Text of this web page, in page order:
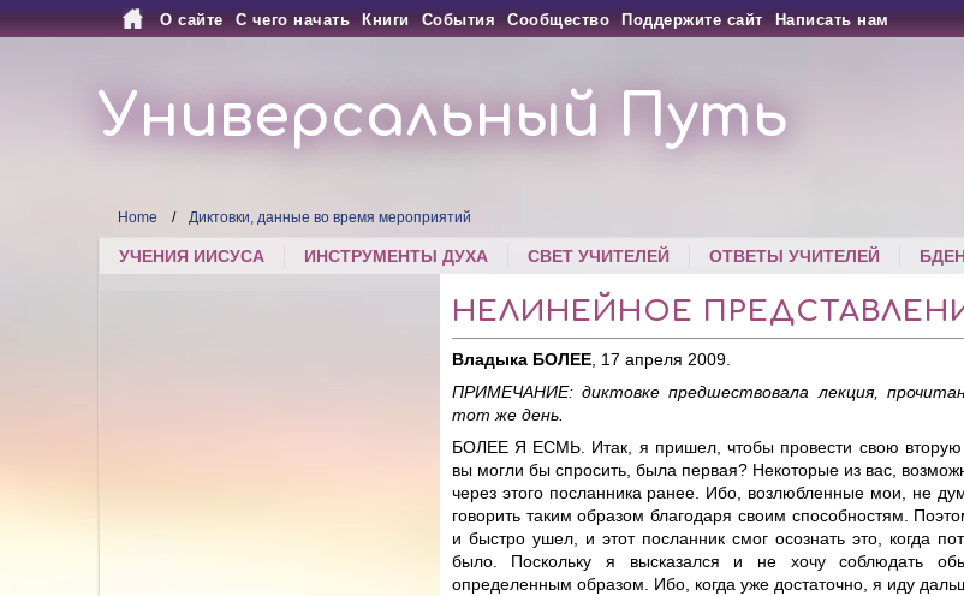
О сайте С чего начать Книги События Сообщество Поддержите сайт Написать нам
Универсальный Путь
Home Диктовки, данные во время мероприятий
УЧЕНИЯ ИИСУСА ИНСТРУМЕНТЫ ДУХА СВЕТ УЧИТЕЛЕЙ ОТВЕТЫ УЧИТЕЛЕЙ
НЕЛИНЕЙНОЕ
Владыка БОЛЕЕ, 17 апреля 2009.
ПРИМЕЧАНИЕ: диктовке предшествовала лекция,
тот же день.
БОЛЕЕ Я ЕСМЬ. Итак, я пришел, чтобы провести свою вторую
вы могли бы спросить, была первая? Некоторые из вас,
через этого посланника ранее. Ибо, возлюбленные мои, не
говорить таким образом благодаря своим способностям.
и быстро ушел, и этот посланник смог осознать это, когда
было. Поскольку я высказался и не хочу соблюдать
определенным образом. Ибо, когда уже достаточно, я иду